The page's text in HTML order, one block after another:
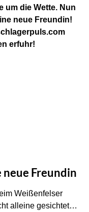
um die Wette. Nun
neue Freundin!
erfuhr!
neue Freundin
Weißenfelser
alleine gesichtet…